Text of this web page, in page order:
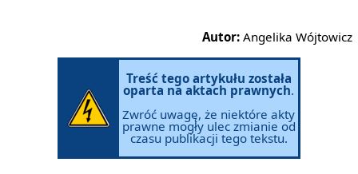
Autor: Angelika Wójtowicz
Treść tego artykułu została
oparta na aktach prawnych.
Zwróć uwagę, że niektóre akty
prawne mogły ulec zmianie od
czasu publikacji tego tekstu.